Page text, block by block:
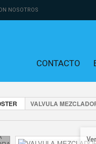
NOSOTROS
CONTACTO
VALVULA